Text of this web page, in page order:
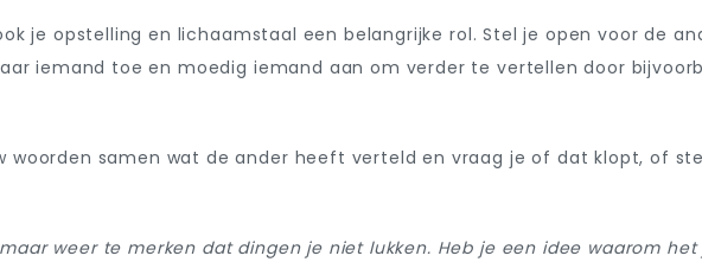
je opstelling en lichaamstaal een belangrijke rol. Stel je open voor de
iemand toe en moedig iemand aan om verder te vertellen door
woorden samen wat de ander heeft verteld en vraag je of dat klopt, of
weer te merken dat dingen je niet lukken. Heb je een idee waarom